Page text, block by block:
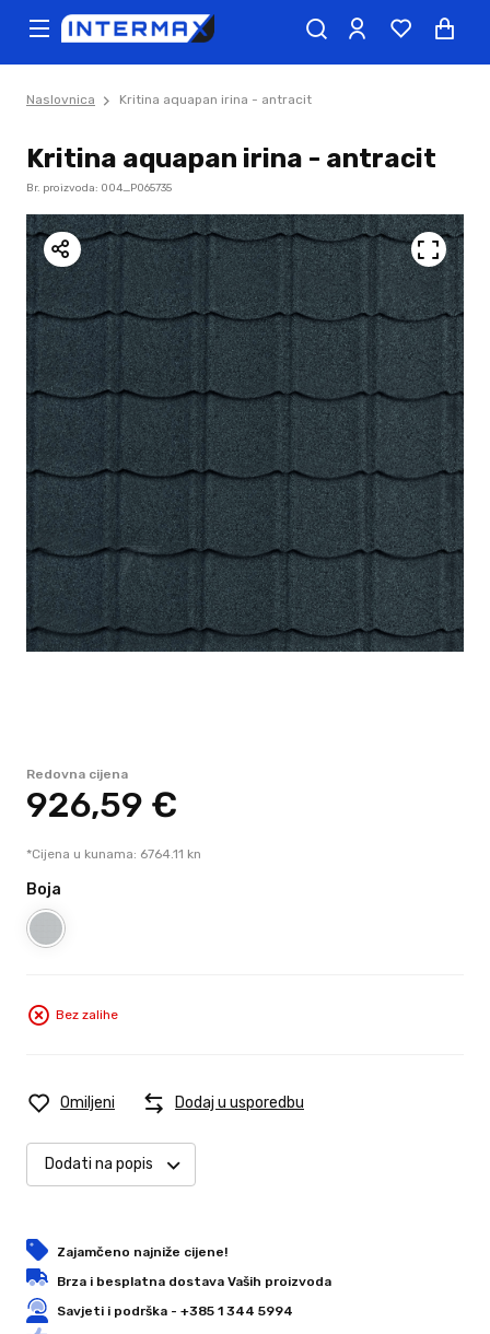
Naslovnica Kritina aquapan irina - antracit
Kritina aquapan irina - antracit
Br. proizvoda: 004_P065735
Redovna cijena
926,59 €
*Cijena u kunama: 6764.11 kn
Boja
Bez zalihe
Omiljeni Dodaj u usporedbu
Dodati na popis
Zajamčeno najniže cijene!
Brza i besplatna dostava Vaših proizvoda
Savjeti i podrška - +385 1 344 5994